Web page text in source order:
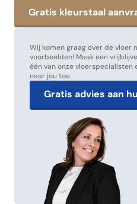
Wij komen graag over de vloer
voorbeelden! Maak een
één van onze vloerspecialisten
naar jou toe.
Gratis advies aan